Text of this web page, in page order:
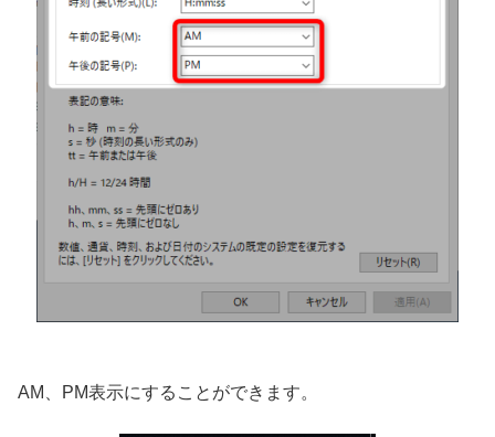
AM、PM表示にすることができます。